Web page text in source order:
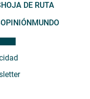
HOJA DE RUTA
OPINIÓN MUNDO